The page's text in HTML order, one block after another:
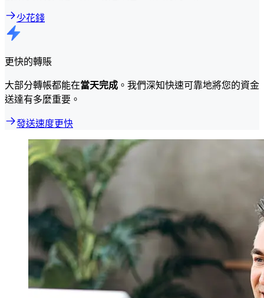
少花錢
更快的轉賬
大部分轉帳都能在當天完成 。我們深知快速可靠地將您的資金
送達有多麼重要。
發送速度更快